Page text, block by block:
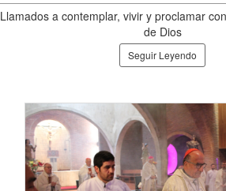
Llamados a contemplar, vivir y proclamar
de Dios
Seguir Leyendo